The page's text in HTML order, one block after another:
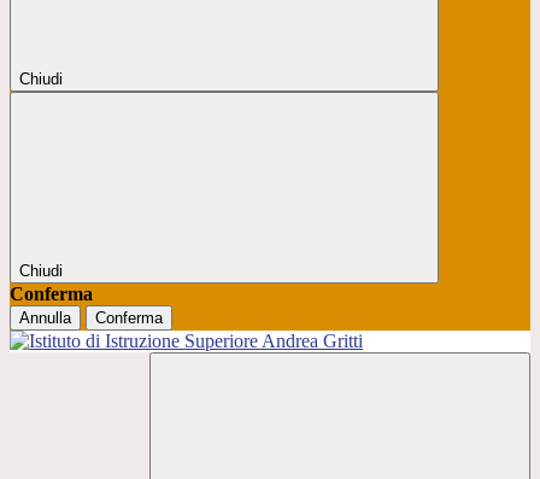
Chiudi
Chiudi
Conferma
Annulla Conferma